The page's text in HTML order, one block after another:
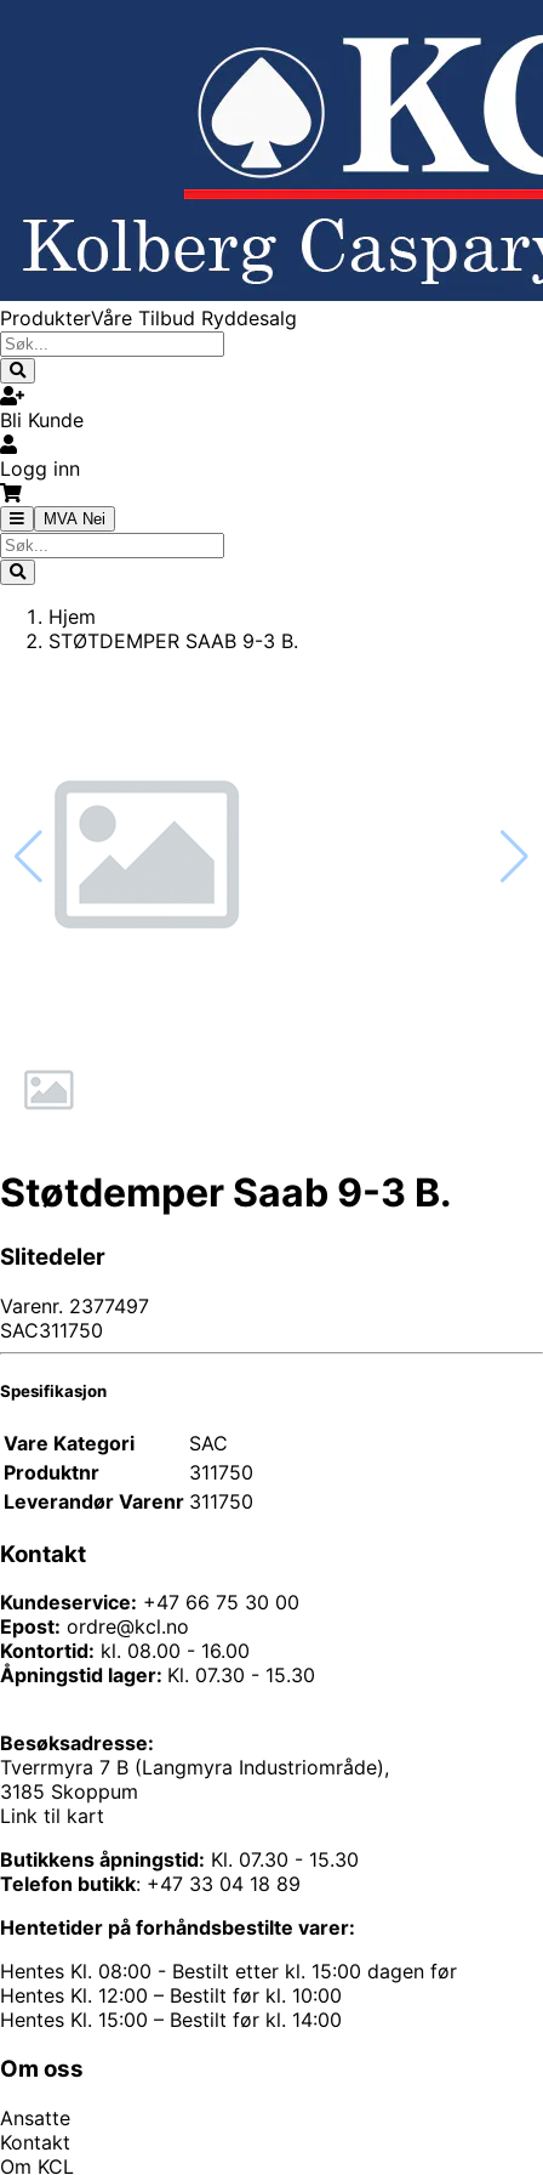
ProdukterVåre Tilbud Ryddesalg
Bli Kunde
Logg inn
MVA Nei
Hjem
STØTDEMPER SAAB 9-3 B.
Støtdemper Saab 9-3 B.
Slitedeler
Varenr. 2377497
SAC311750
Spesifikasjon
Vare Kategori
SAC
Produktnr
311750
Leverandør Varenr 311750
Kontakt
Kundeservice: +47 66 75 30 00
Epost: ordre@kcl.no
Kontortid: kl. 08.00 - 16.00
Åpningstid lager: Kl. 07.30 - 15.30
Besøksadresse:
Tverrmyra 7 B (Langmyra Industriområde),
3185 Skoppum
Link til kart
Butikkens åpningstid: Kl. 07.30 - 15.30
Telefon butikk: +47 33 04 18 89
Hentetider på forhåndsbestilte varer:
Hentes Kl. 08:00 - Bestilt etter kl. 15:00 dagen før
Hentes Kl. 12:00 – Bestilt før kl. 10:00
Hentes Kl. 15:00 – Bestilt før kl. 14:00
Om oss
Ansatte
Kontakt
Om KCL